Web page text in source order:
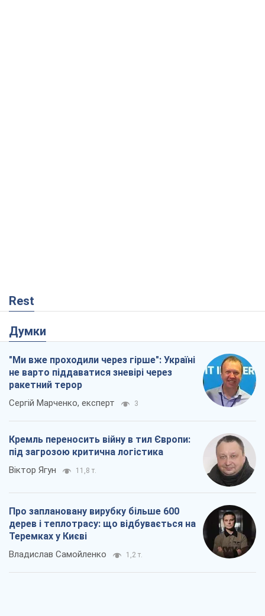
Rest
Думки
"Ми вже проходили через гірше": Україні
не варто піддаватися зневірі через
ракетний терор
Сергій Марченко, експерт 3
Кремль переносить війну в тил Європи:
під загрозою критична логістика
Віктор Ягун 11,8 т.
Про заплановану вирубку більше 600
дерев і теплотрасу: що відбувається на
Теремках у Києві
Владислав Самойленко 1,2 т.